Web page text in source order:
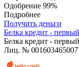
Одобрение 99%
Подробнее
Получить деньги
Белка кредит -
Белка кредит -
Лиц. №